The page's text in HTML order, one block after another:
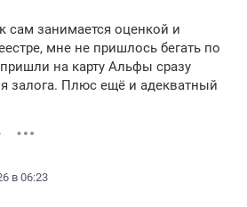
сам занимается оценкой и
мне не пришлось бегать по
на карту Альфы сразу
залога. Плюс ещё и адекватный
в 06:23